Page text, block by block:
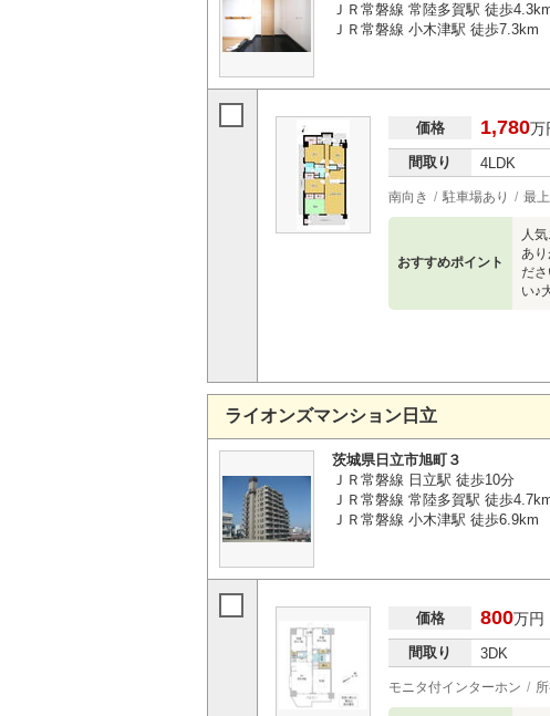
ＪＲ常磐線 常陸多賀駅 徒歩
ＪＲ常磐線 小木津駅 徒歩7.3km
価格 1,780万
間取り 4LDK
南向き 駐車場あり 最
おすすめポイント
人
あ
だ
い♪
ライオンズマンション日立
茨城県日立市旭町３
ＪＲ常磐線 日立駅 徒歩10分
ＪＲ常磐線 常陸多賀駅 徒歩
ＪＲ常磐線 小木津駅 徒歩6.9km
価格 800万円
間取り 3DK
モニタ付インターホン